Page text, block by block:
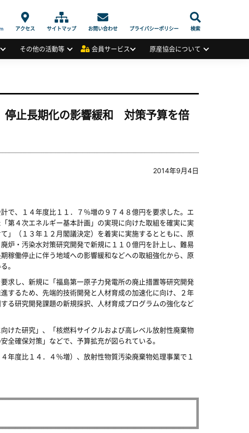
アクセス サイトマップ お問い合わせ プライバシーポリシー 検索
その他の活動等 会員サービス 原産協会について
止長期化の影響緩和 対策予算を倍
2014年9月4日
で、１４年度比１１．７％増の９７４８億円を要求した。エ
第４次エネルギー基本計画」の実現に向けた取組を確実に実
」（１３年１２月閣議決定）を着実に実施するとともに、原
炉・汚染水対策研究開発で新規に１１０億円を計上し、難易
稼働停止に伴う地域への影響緩和などへの取組強化から、原
。
求し、新規に「福島第一原子力発電所の廃止措置等研究開発
するため、先端的技術開発と人材育成の加速化に向け、２年
る研究開発課題の新規採択、人材育成プログラムの強化など
けた研究」、「核燃料サイクルおよび高レベル放射性廃棄物
全確保対策」などで、予算拡充が図られている。
年度比１４．４％増）、放射性物質汚染廃棄物処理事業で１